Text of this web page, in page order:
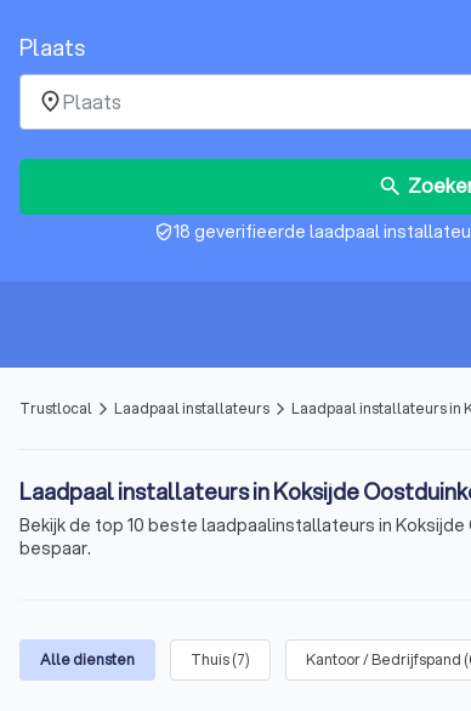
Plaats
place
search
verified_user18 geverifieerde laadpaal
Trustlocal arrow_forward_ios Laadpaal installateurs arrow_forward_ios Laadpaal installateurs in
Laadpaal installateurs in Koksijde
Bekijk de top 10 beste laadpaalinstallateurs in
bespaar.
Alle diensten Thuis(7) Kantoor / Bedrijfspand (